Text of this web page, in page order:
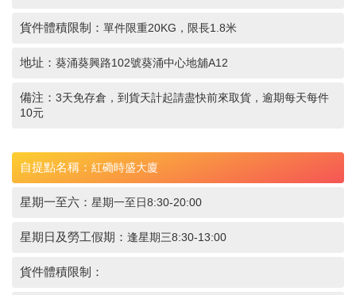
貨件體積限制： 單件限重20KG，限長1.8米
地址： 葵涌葵興路102號葵涌中心地舖A12
備注： 3天免存倉，到貨天計起請盡快前來取貨，逾期每天每件
10元
自提點名稱： 紅磡時盛大廈
星期一至六： 星期一至日8:30-20:00
星期日及勞工假期： 逢星期三8:30-13:00
貨件體積限制：